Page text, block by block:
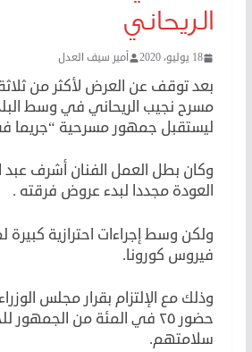
الريحاني
18 يوليو، 2020 أمير سيف العدل
بعد توقف عن العرض لأكثر من
مسرح نجيب الريحاني في وسط
ليستقبل جمهور مسرحية “جريما
وكان بطل العمل الفنان أشرف عبد
العودة مجددا لبدء عروض فرقته .
ولكن وسط إجراءات احترازية كبيرة
فيروس كورونا.
وذلك مع الإلتزام بقرار مجلس
حضور ٢٥ في المئة من
سلامتهم.